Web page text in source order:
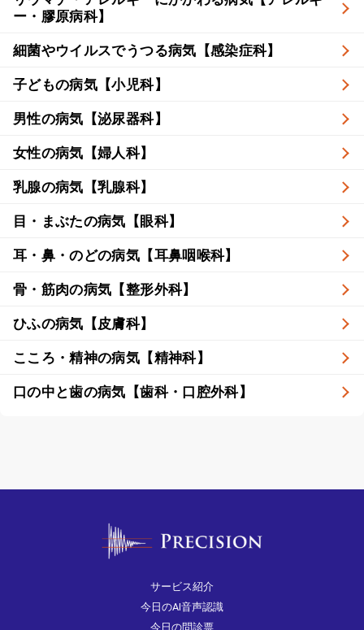
ー・膠原病科】
細菌やウイルスでうつる病気【感染症科】
子どもの病気【小児科】
男性の病気【泌尿器科】
女性の病気【婦人科】
乳腺の病気【乳腺科】
目・まぶたの病気【眼科】
耳・鼻・のどの病気【耳鼻咽喉科】
骨・筋肉の病気【整形外科】
ひふの病気【皮膚科】
こころ・精神の病気【精神科】
口の中と歯の病気【歯科・口腔外科】
サービス紹介
今日のAI音声認識
今日の問診票